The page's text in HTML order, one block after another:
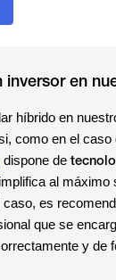
inversor en
híbrido en
como en el caso
dispone de
al máximo
caso, es
que se
y de